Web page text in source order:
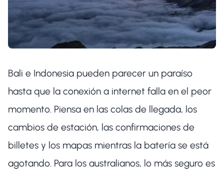
Bali e Indonesia pueden parecer un paraíso
hasta que la conexión a internet falla en el peor
momento. Piensa en las colas de llegada, los
cambios de estación, las confirmaciones de
billetes y los mapas mientras la batería se está
agotando. Para los australianos, lo más seguro es